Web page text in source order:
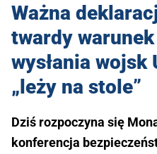
Ważna
twardy
wysłania wojsk
„leży na stole”
Dziś rozpoczyna się
konferencja